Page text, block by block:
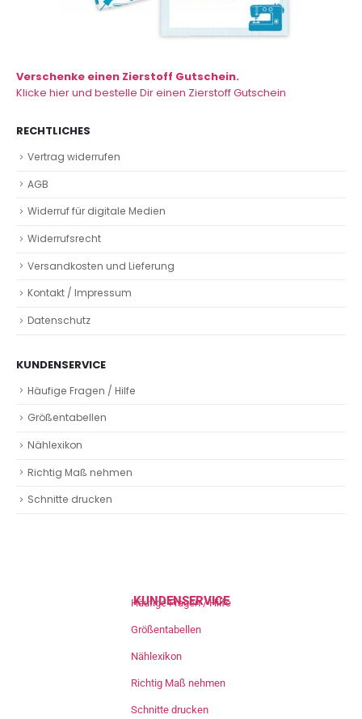
Verschenke einen Zierstoff Gutschein.
Klicke hier und bestelle Dir einen Zierstoff Gutschein
RECHTLICHES
Vertrag widerrufen
AGB
Widerruf für digitale Medien
Widerrufsrecht
Versandkosten und Lieferung
Kontakt / Impressum
Datenschutz
KUNDENSERVICE
Häufige Fragen / Hilfe
Größentabellen
Nählexikon
Richtig Maß nehmen
Schnitte drucken
KUNDENSERVICE
Häufige Fragen / Hilfe
Größentabellen
Nählexikon
Richtig Maß nehmen
Schnitte drucken